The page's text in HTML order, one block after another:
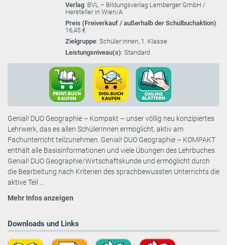
Verlag: BVL – Bildungsverlag Lemberger GmbH /
Hersteller in Wien/A
Preis (Freiverkauf / außerhalb der Schulbuchaktion):
16,45 €
Zielgruppe: Schüler:innen, 1. Klasse
Leistungsniveau(s): Standard
Genial! DUO Geographie – Kompakt – unser völlig neu konzipiertes
Lehrwerk, das es allen SchülerInnen ermöglicht, aktiv am
Fachunterricht teilzunehmen. Genial! DUO Geographie – KOMPAKT
enthält alle Basisinformationen und viele Übungen des Lehrbuches
Genial! DUO Geographie/Wirtschaftskunde und ermöglicht durch
die Bearbeitung nach Kriterien des sprachbewussten Unterrichts die
aktive Teil ...
Mehr Infos anzeigen
Downloads und Links